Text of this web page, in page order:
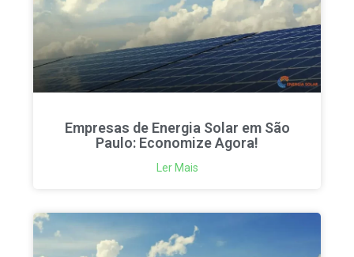
Empresas de Energia Solar em São
Paulo: Economize Agora!
Ler Mais